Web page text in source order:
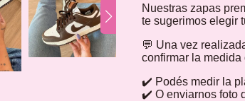
Nuestras zapas
te sugerimos elegir
💬 Una vez
confirmar la
✔️ Podés medir la
✔️ O enviarnos foto